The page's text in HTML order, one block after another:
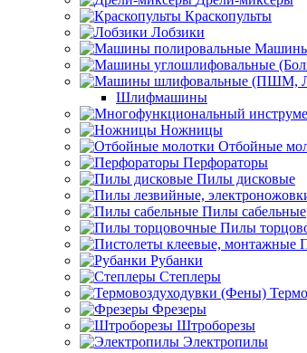
Краскопульты
Лобзики
Машины
Шлифмашины
Ножницы
Отбойные
Перфораторы
Пилы дисковые
Пилы сабельные
Пилы
Рубанки
Степлеры
Фрезеры
Штроборезы
Электропилы